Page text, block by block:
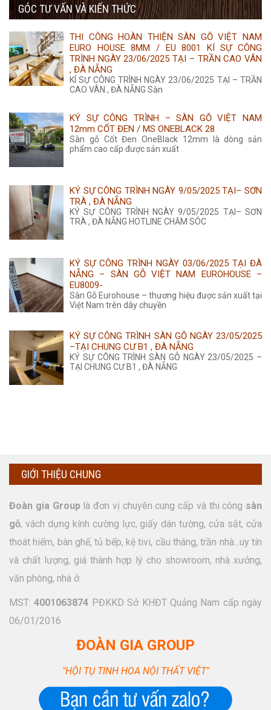
285.000 ₫.
là:
tại
350.000 ₫.
GÓC TƯ VẤN VÀ KIẾN THỨC
THI CÔNG HOÀN THIỆN SÀN GỖ VIỆT NAM
EURO HOUSE 8MM / EU 8001 KÍ SỰ CÔNG
TRÌNH NGÀY 23/06/2025 TẠI – TRẦN CAO VÂN
, ĐÀ NẴNG
KÍ SỰ CÔNG TRÌNH NGÀY 23/06/2025 TẠI – TRẦN
CAO VÂN , ĐÀ NẴNG Sàn
KÝ SỰ CÔNG TRÌNH – SÀN GỖ VIỆT NAM
12mm CỐT ĐEN / MS ONEBLACK 28
Sàn gỗ Cốt Đen OneBlack 12mm là dòng sản
phẩm cao cấp được sản xuất
KÝ SỰ CÔNG TRÌNH NGÀY 9/05/2025 TẠI– SƠN
TRÀ , ĐÀ NẴNG
KÝ SỰ CÔNG TRÌNH NGÀY 9/05/2025 TẠI– SƠN
TRÀ , ĐÀ NẴNG HOTLINE CHĂM SÓC
KÝ SỰ CÔNG TRÌNH NGÀY 03/06/2025 TẠI ĐÀ
NẴNG – SÀN GỖ VIỆT NAM EUROHOUSE –
EU8009-
Sàn Gỗ Eurohouse – thương hiệu được sản xuất tại
Việt Nam trên dây chuyền
KÝ SỰ CÔNG TRÌNH SÀN GỖ NGÀY 23/05/2025
–TẠI CHUNG CƯ B1 , ĐÀ NẴNG
KÝ SỰ CÔNG TRÌNH SÀN GỖ NGÀY 23/05/2025 –
TẠI CHUNG CƯ B1 , ĐÀ NẴNG
GIỚI THIỆU CHUNG
Đoàn gia Group là đơn vị chuyên cung cấp và thi công sàn
gỗ, vách dựng kính cường lực, giấy dán tường, cửa sắt, cửa
thoát hiểm, bàn ghế, tủ bếp, kệ tivi, cầu tháng, trần nhà...uy tín
và chất lượng, giá thành hợp lý cho showroom, nhà xưởng,
văn phòng, nhà ở.
MST:4001063874 PĐKKD Sở KHĐT Quảng Nam cấp ngày
06/01/2016
ĐOÀN GIA GROUP
"HỘI TỤ TINH HOA NỘI THẤT VIỆT"